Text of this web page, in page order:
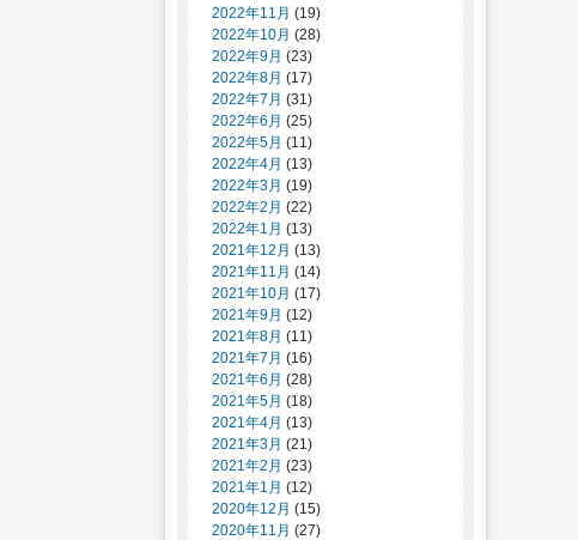
2022年11月 (19)
2022年10月 (28)
2022年9月 (23)
2022年8月 (17)
2022年7月 (31)
2022年6月 (25)
2022年5月 (11)
2022年4月 (13)
2022年3月 (19)
2022年2月 (22)
2022年1月 (13)
2021年12月 (13)
2021年11月 (14)
2021年10月 (17)
2021年9月 (12)
2021年8月 (11)
2021年7月 (16)
2021年6月 (28)
2021年5月 (18)
2021年4月 (13)
2021年3月 (21)
2021年2月 (23)
2021年1月 (12)
2020年12月 (15)
2020年11月 (27)